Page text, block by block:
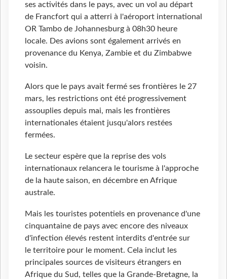
ses activités dans le pays, avec un vol au départ
de Francfort qui a atterri à l'aéroport international
OR Tambo de Johannesburg à 08h30 heure
locale. Des avions sont également arrivés en
provenance du Kenya, Zambie et du Zimbabwe
voisin.
Alors que le pays avait fermé ses frontières le 27
mars, les restrictions ont été progressivement
assouplies depuis mai, mais les frontières
internationales étaient jusqu'alors restées
fermées.
Le secteur espère que la reprise des vols
internationaux relancera le tourisme à l'approche
de la haute saison, en décembre en Afrique
australe.
Mais les touristes potentiels en provenance d'une
cinquantaine de pays avec encore des niveaux
d'infection élevés restent interdits d'entrée sur
le territoire pour le moment. Cela inclut les
principales sources de visiteurs étrangers en
Afrique du Sud, telles que la Grande-Bretagne, la